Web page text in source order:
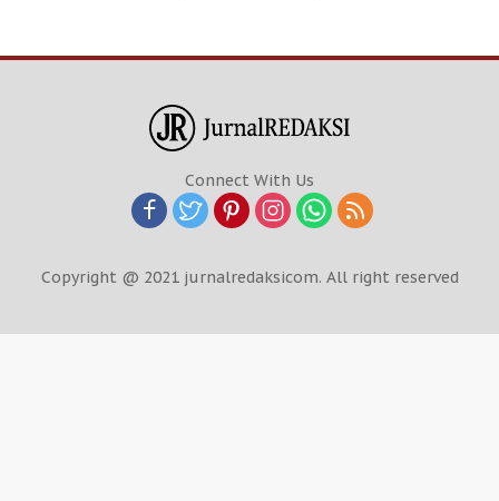
Connect With Us
Copyright @ 2021 jurnalredaksicom. All right reserved